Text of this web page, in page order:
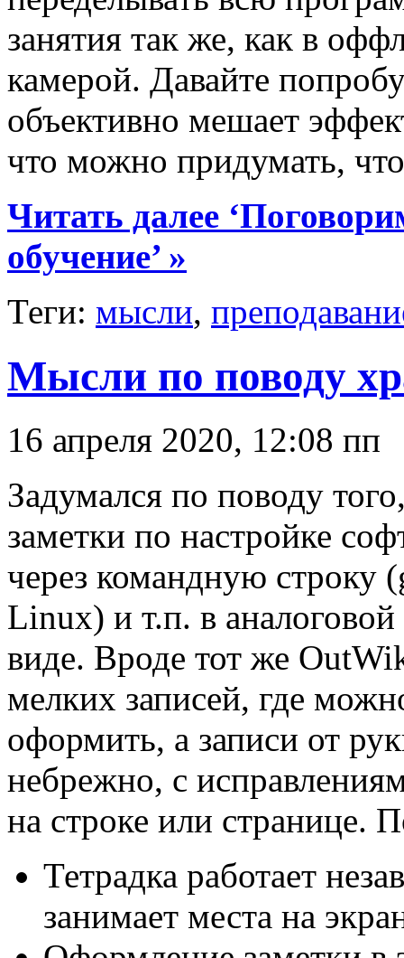
занятия так же, как в
камерой. Давайте
объективно мешает
что можно придумать,
Читать далее
обучение’ »
Теги: мысли,
Мысли по поводу
16 апреля 2020, 12:08 пп
Задумался по поводу
заметки по настройке
через командную строку
Linux) и т.п. в аналоговой
виде. Вроде тот же
мелких записей, где
оформить, а записи от
небрежно, с
на строке или странице.
Тетрадка работает
занимает места на